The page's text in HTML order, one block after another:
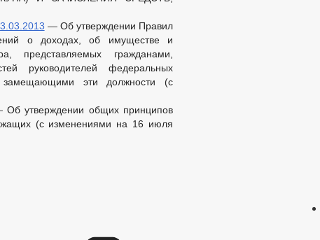
— Об утверждении Правил
о доходах, об имуществе и
представляемых гражданами,
руководителей федеральных
замещающими эти должности (с
Об утверждении общих принципов
(с изменениями на 16 июля